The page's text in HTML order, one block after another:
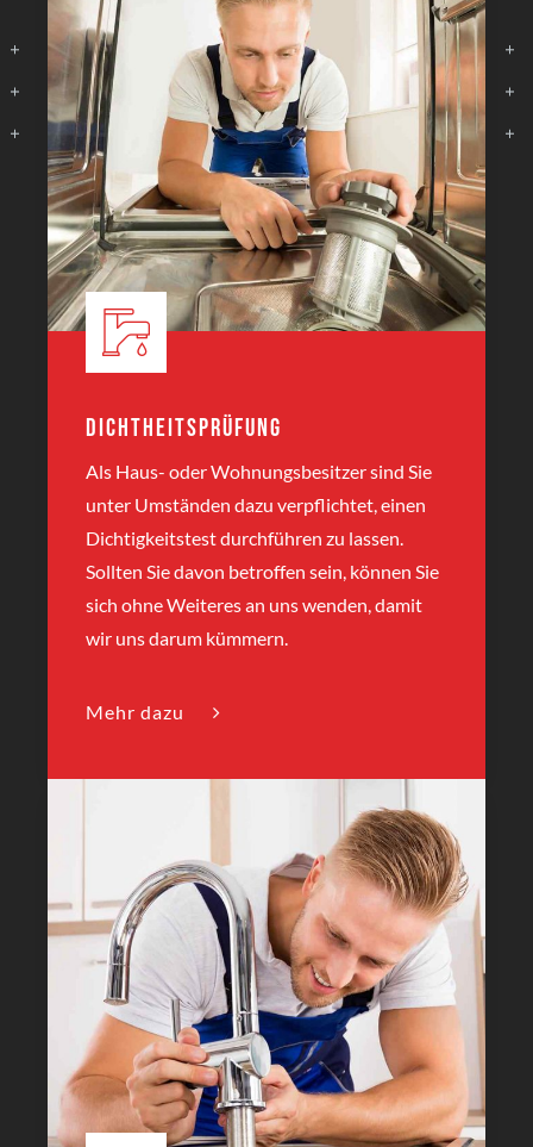
Dichtheitsprüfung
Als Haus- oder Wohnungsbesitzer sind Sie
unter Umständen dazu verpflichtet, einen
Dichtigkeitstest durchführen zu lassen.
Sollten Sie davon betroffen sein, können Sie
sich ohne Weiteres an uns wenden, damit
wir uns darum kümmern.
Mehr dazu